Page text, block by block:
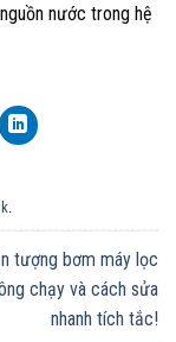
nước trong hệ
.
tượng bơm máy lọc
chạy và cách sửa
nhanh tích tắc!